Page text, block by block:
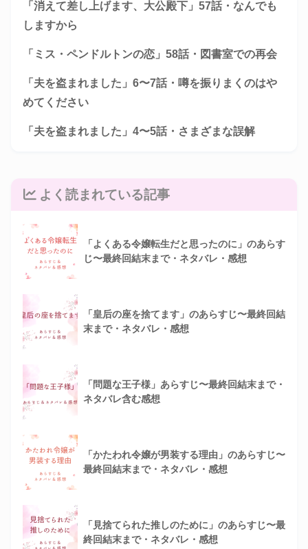
「消えて差し上げます、大公殿下」57話・なんでも
しますから
「ミス・ペンドルトンの恋」58話・図書室での再会
「夫を盗まれました」6〜7話・噂を振りまくのはや
めてください
「夫を盗まれました」4〜5話・さまざまな誤解
よく読まれている記事
「よくある令嬢転生だと思ったのに」のあらす
じ〜最終回結末まで・ネタバレ・感想
「皇后の座を捨てます」のあらすじ〜最終回結
末まで・ネタバレ・感想
「問題な王子様」あらすじ〜最終回結末まで・
ネタバレ含む感想
「かたわれ令嬢が男装する理由」のあらすじ〜
最終回結末まで・ネタバレ・感想
「見捨てられた推しのために」のあらすじ〜最
終回結末まで・ネタバレ・感想